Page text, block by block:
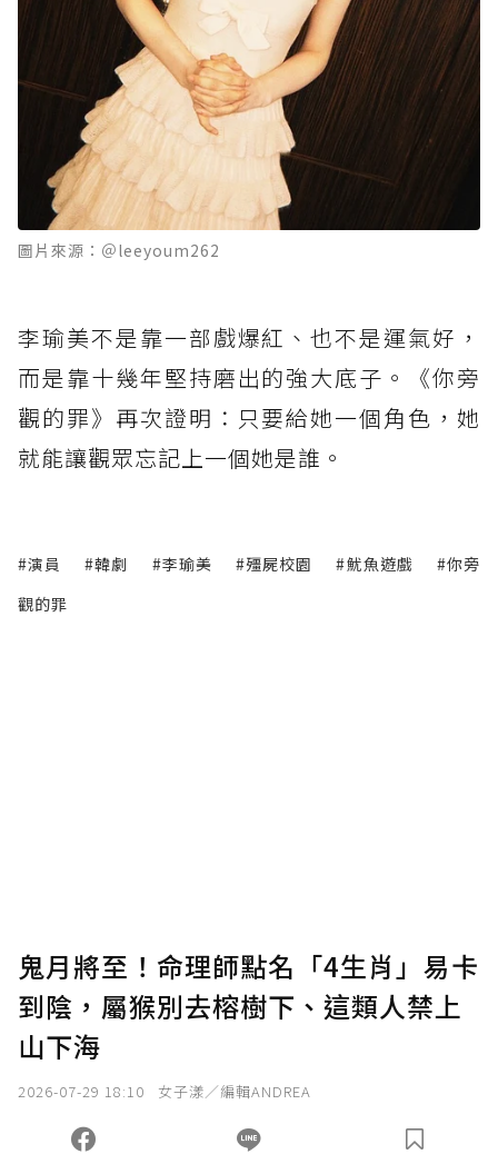
圖片來源：＠leeyoum262
李瑜美不是靠一部戲爆紅、也不是運氣好，
而是靠十幾年堅持磨出的強大底子。《你旁
觀的罪》再次證明：只要給她一個角色，她
就能讓觀眾忘記上一個她是誰。
#演員 #韓劇 #李瑜美 #殭屍校園 #魷魚遊戲
#你旁
觀的罪
鬼月將至！命理師點名「4生肖」易卡
到陰，屬猴別去榕樹下、這類人禁上
山下海
2026-07-29 18:10 女子漾／編輯ANDREA